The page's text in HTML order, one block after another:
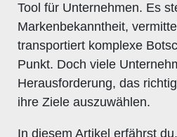
Tool für Unternehmen. Es
Markenbekanntheit,
transportiert komplexe
Punkt. Doch viele
Herausforderung, das
ihre Ziele auszuwählen.
In diesem Artikel erfährst